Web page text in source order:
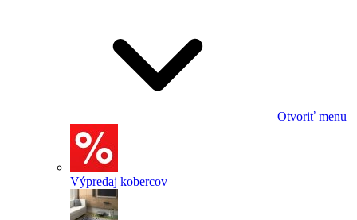
Otvoriť menu
Výpredaj kobercov